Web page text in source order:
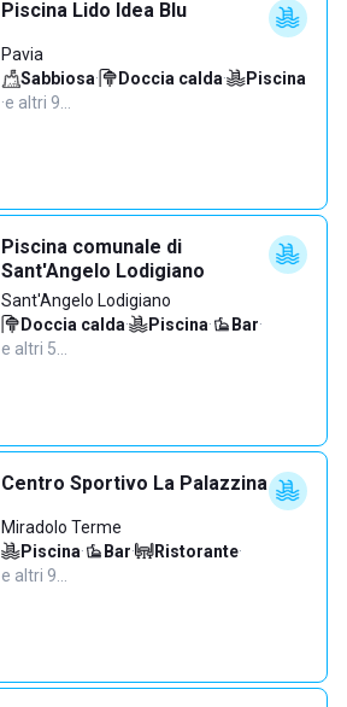
Piscina Lido Idea Blu
Pavia
Sabbiosa· Doccia calda·
Piscina
·e altri 9…
Piscina comunale di
Sant'Angelo Lodigiano
Sant'Angelo Lodigiano
Doccia calda· Piscina· Bar·
e altri 5…
Centro Sportivo La Palazzina
Miradolo Terme
Piscina· Bar· Ristorante·
e altri 9…